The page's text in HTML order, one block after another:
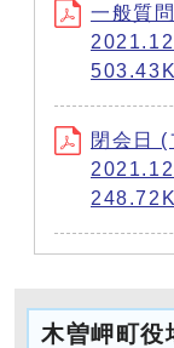
一般質
閉会日 (
木曽岬町役